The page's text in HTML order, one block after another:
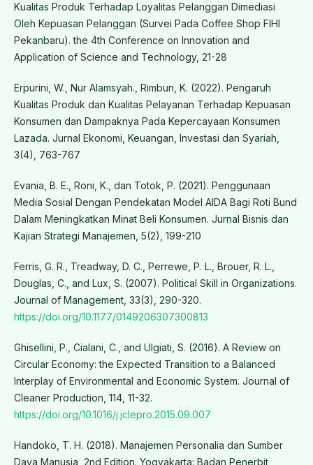
Kualitas Produk Terhadap Loyalitas Pelanggan Dimediasi
Oleh Kepuasan Pelanggan (Survei Pada Coffee Shop FIHI
Pekanbaru). the 4th Conference on Innovation and
Application of Science and Technology, 21-28
Erpurini, W., Nur Alamsyah., Rimbun, K. (2022). Pengaruh
Kualitas Produk dan Kualitas Pelayanan Terhadap Kepuasan
Konsumen dan Dampaknya Pada Kepercayaan Konsumen
Lazada. Jurnal Ekonomi, Keuangan, Investasi dan Syariah,
3(4), 763-767
Evania, B. E., Roni, K., dan Totok, P. (2021). Penggunaan
Media Sosial Dengan Pendekatan Model AIDA Bagi Roti Bund
Dalam Meningkatkan Minat Beli Konsumen. Jurnal Bisnis dan
Kajian Strategi Manajemen, 5(2), 199-210
Ferris, G. R., Treadway, D. C., Perrewe, P. L., Brouer, R. L.,
Douglas, C., and Lux, S. (2007). Political Skill in Organizations.
Journal of Management, 33(3), 290-320.
https://doi.org/10.1177/0149206307300813
Ghisellini, P., Cialani, C., and Ulgiati, S. (2016). A Review on
Circular Economy: the Expected Transition to a Balanced
Interplay of Environmental and Economic System. Journal of
Cleaner Production, 114, 11-32.
https://doi.org/10.1016/j.jclepro.2015.09.007
Handoko, T. H. (2018). Manajemen Personalia dan Sumber
Daya Manusia, 2nd Edition. Yogyakarta: Badan Penerbit